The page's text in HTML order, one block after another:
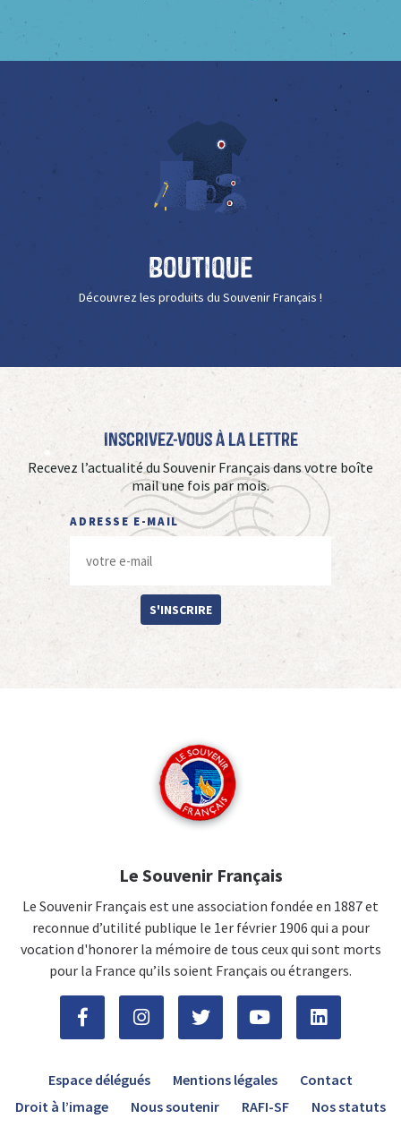
Boutique
Découvrez les produits du Souvenir Français !
Inscrivez-vous à La Lettre
Recevez l’actualité du Souvenir Français dans votre boîte
mail une fois par mois.
ADRESSE E-MAIL
S'INSCRIRE
Le Souvenir Français
Le Souvenir Français est une association fondée en 1887 et
reconnue d’utilité publique le 1er février 1906 qui a pour
vocation d'honorer la mémoire de tous ceux qui sont morts
pour la France qu’ils soient Français ou étrangers.
Espace délégués Mentions légales
Contact
Droit à l’image
Nous soutenir RAFI-SF Nos statuts